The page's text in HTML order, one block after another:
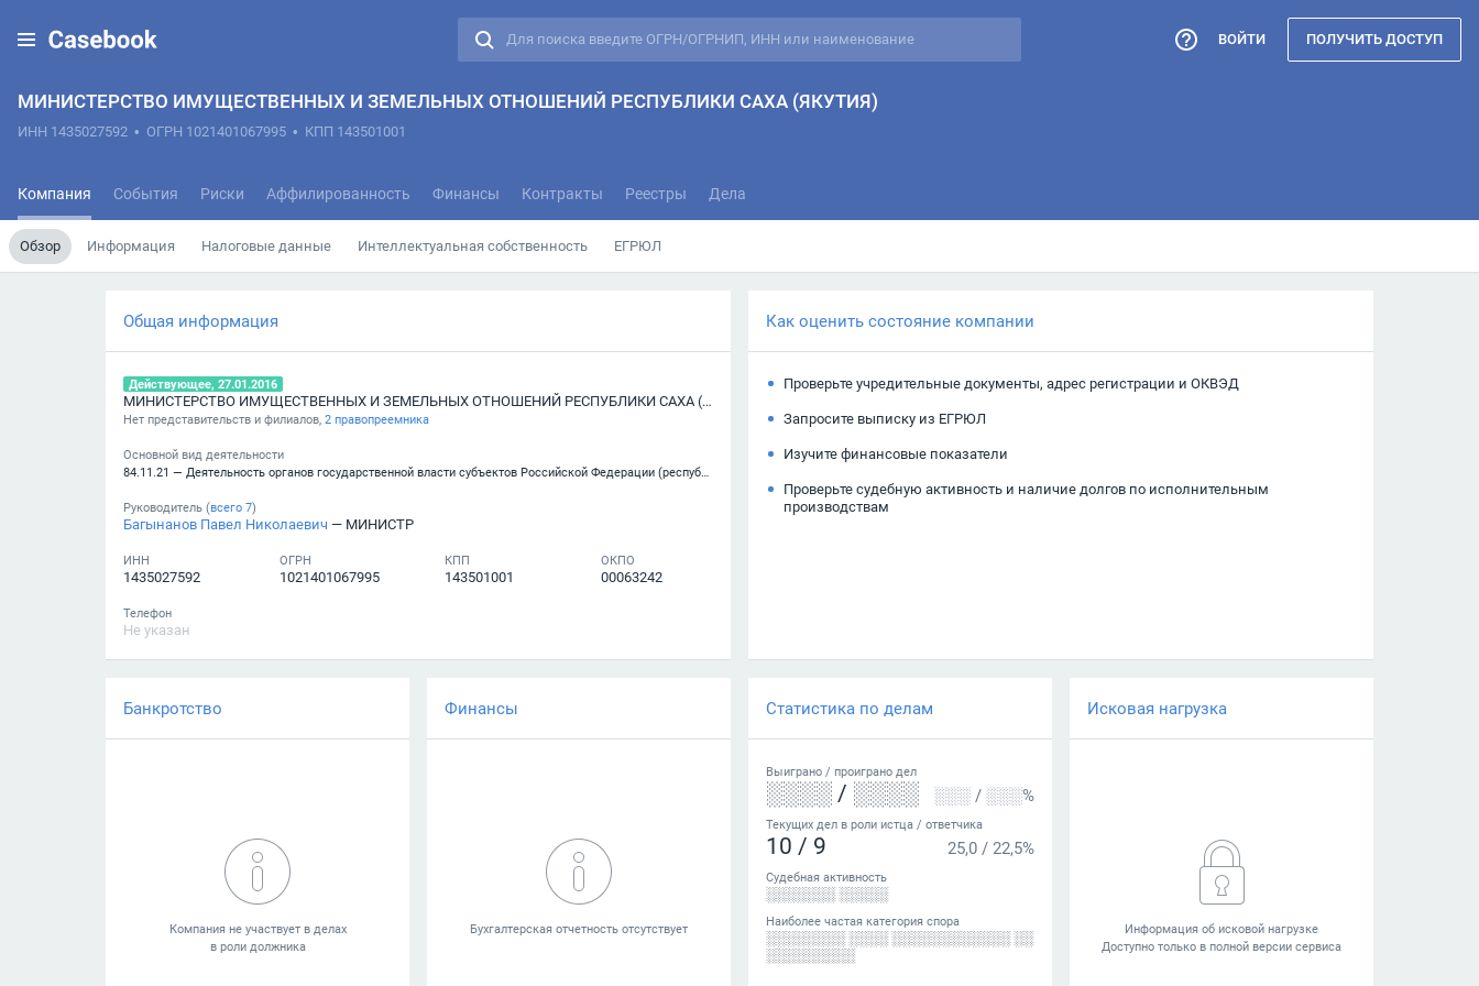
МИНИСТЕРСТВО ИМУЩЕСТВЕННЫХ И ЗЕМЕЛЬНЫХ ОТНОШЕНИЙ РЕСПУБЛИКИ САХА (ЯКУТИЯ)
ИНН 1435027592 • ОГРН 1021401067995 • КПП 143501001
Компания События Риски Аффилированность Финансы Контракты Реестры Дела
Обзор Информация Налоговые данные Интеллектуальная собственность ЕГРЮЛ
ВОЙТИ ПОЛУЧИТЬ ДОСТУП
Общая информация
Действующее, 27.01.2016
МИНИСТЕРСТВО ИМУЩЕСТВЕННЫХ И ЗЕМЕЛЬНЫХ ОТНОШЕНИЙ РЕСПУБЛИКИ САХА (ЯКУТИЯ)
Нет представительств и филиалов, 2 правопреемника
Основной вид деятельности
84.11.21 — Деятельность органов государственной власти субъектов Российской Федерации (республик, краев, областей), кроме судебной власти, представительств исполнительных органов государственной власти субъектов Российской Федерации при Президенте Российской Федерац
Руководитель (всего 7)
Багынанов Павел Николаевич — МИНИСТР
ИНН
1435027592
ОГРН
1021401067995
КПП
143501001
ОКПО
00063242
Телефон
Не указан
Как оценить состояние компании
Проверьте учредительные документы, адрес регистрации и ОКВЭД
Запросите выписку из ЕГРЮЛ
Изучите финансовые показатели
Проверьте судебную активность и наличие долгов по исполнительным
производствам
Банкротство Финансы Статистика по делам
Выиграно / проиграно дел
░░░░ / ░░░░ ░░░ / ░░░%
Текущих дел в роли истца / ответчика
10 / 9 25,0 / 22,5%
Судебная активность
░░░░░░░ ░░░░░
Наиболее частая категория спора
░░░░░░░░ ░░░░ ░░░░░░░░░░░░ ░░
░░░░░░░░░
Исковая нагрузка